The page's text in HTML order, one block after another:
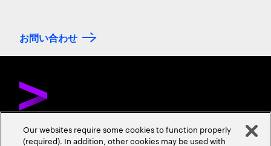
お問い合わせ
お問い合わせ採用情報会社情報
Our websites require some cookies to function properly
(required). In addition, other cookies may be used with